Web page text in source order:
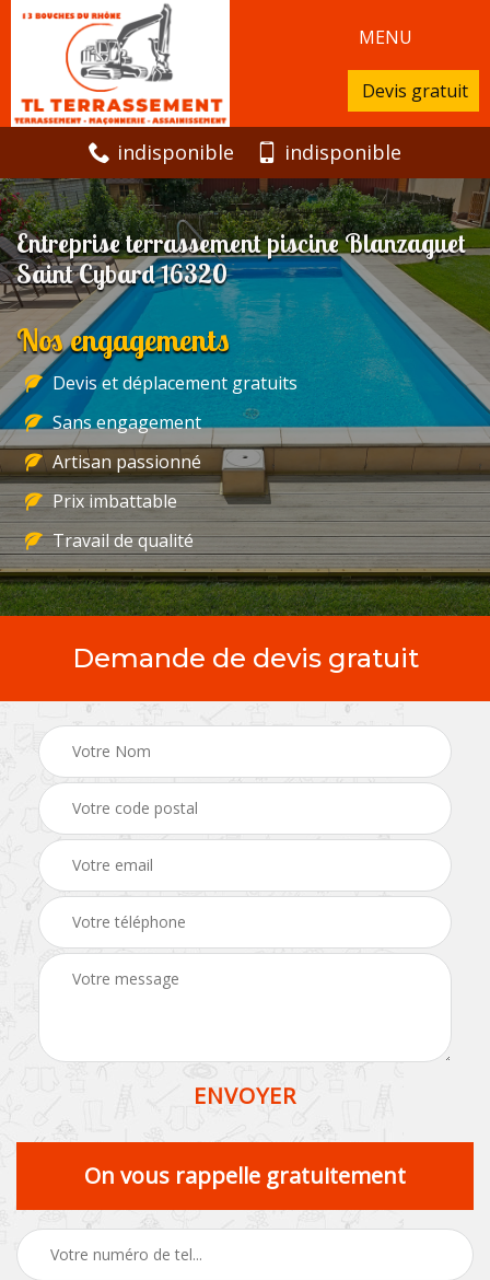
MENU
Devis gratuit
indisponible indisponible
Entreprise terrassement piscine Blanzaguet
Saint Cybard 16320
Nos engagements
Devis et déplacement gratuits
Sans engagement
Artisan passionné
Prix imbattable
Travail de qualité
Demande de devis gratuit
On vous rappelle gratuitement